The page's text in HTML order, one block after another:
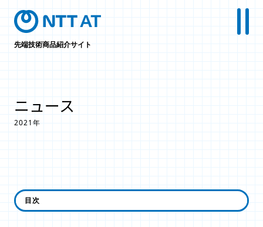
先端技術商品紹介サイト
ニュース
2021年
12月
目次